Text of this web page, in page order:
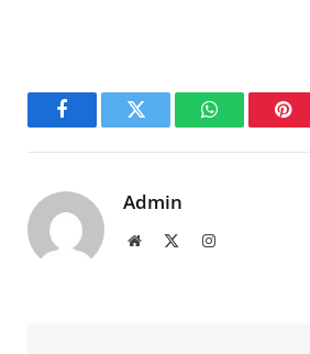
FacebookTwitter WhatsApp
Admin
Website Instagram